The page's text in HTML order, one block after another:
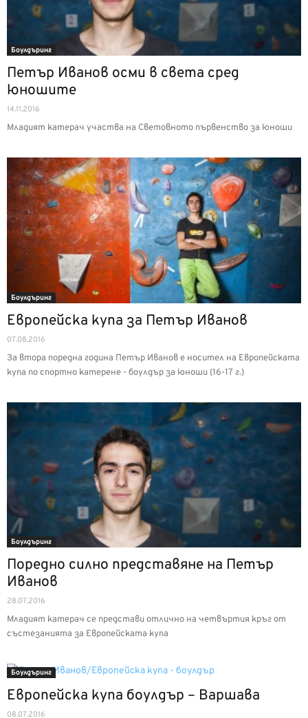
Боулдъринг
Петър Иванов осми в света сред
юношите
14.11.2016
Младият катерач участва на Световното първенство за юноши
Боулдъринг
Европейска купа за Петър Иванов
07.08.2016
За втора поредна година Петър Иванов е носител на Европейската
купа по спортно катерене - боулдър за юноши (16-17 г.)
Боулдъринг
Поредно силно представяне на Петър
Иванов
28.07.2016
Младият катерач се представи отлично на четвъртия кръг от
състезанията за Европейската купа
Боулдъринг
Европейска купа боулдър – Варшава
08.07.2016